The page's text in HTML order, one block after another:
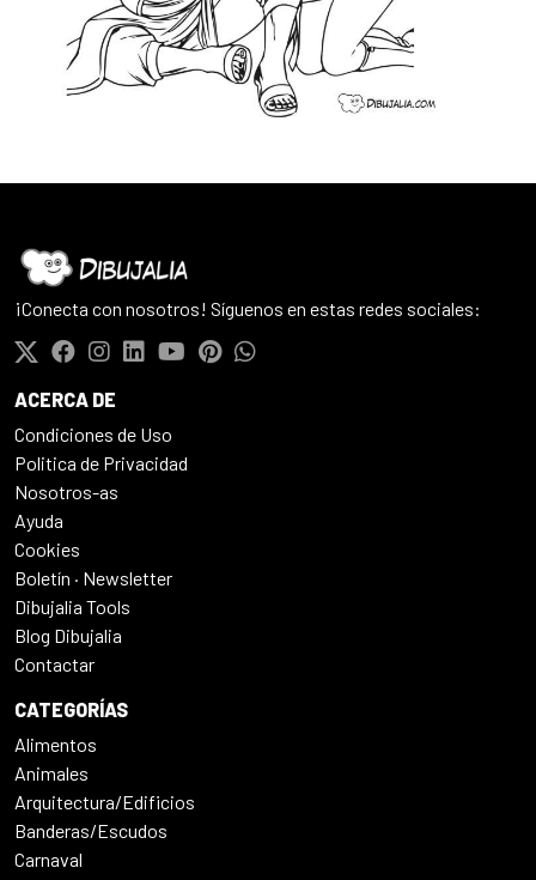
¡Conecta con nosotros! Síguenos en estas redes sociales:
ACERCA DE
Condiciones de Uso
Politica de Privacidad
Nosotros-as
Ayuda
Cookies
Boletín · Newsletter
Dibujalia Tools
Blog Dibujalia
Contactar
CATEGORÍAS
Alimentos
Animales
Arquitectura/Edificios
Banderas/Escudos
Carnaval